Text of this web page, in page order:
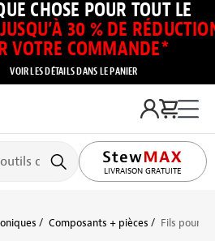
CHOSE POUR TOUT LE
JUSQU’À 30 % DE
VOTRE COMMANDE*
VOIR LES DÉTAILS DANS LE PANIER
LIVRAISON GRATUITE
Composants + pièces Fils pour